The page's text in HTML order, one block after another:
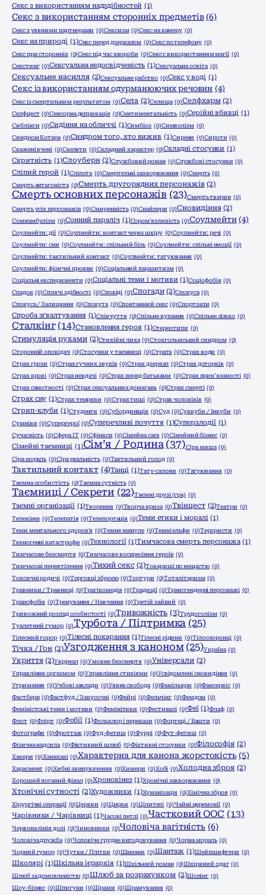
Секс з використанням надздібностей (1)
Секс з використанням сторонніх предметів (6)
Секс з уявними партнерами (0)Сексизм (0)Секс на камеру (0)
Секс на природі (1)Секс перед дзеркалом (0)Секс по телефону (0)
Секс при сторонніх (0)Секс під час хвороби (0)Секс с використанням магії (0)
Секстинг (0)Сексуальна недосвідченість (1)Сексуальна освіта (0)
Сексуальне насилля (2)Сексуальне рабство (0)Секс у воді (1)
Секс із використанням одурманюючих речовин (4)
Секс із смертельним результатом (0)Села (2)Селища (0)Селфхарм (2)
Селфцест (0)Сенсорна депривація (0)Сентиментальність (0)Серійні вбивці (1)
Сиблінги (0)Сидіння на обличчі (1)Симбіоз (0)Символізм (0)
Синдром Котара (0)Синдром того, хто вижив (1)Сирени (0)Сироти (0)
Скажені вчені (0)Скелети (0)Складний характер (0)Складні стосунки (1)
Скритність (1)Слоуберн (2)Службовий роман (0)Службові стосунки (0)
Сліпий герой (1)Сліпота (0)Смертельні захворювання (0)Смерть (0)
Смерть антагоніста (0)Смерть другорядних персонажів (2)
Смерть основних персонажів (23)Смерть тварин (0)
Смерть усіх персонажів (0)Смиренність (0)Снайпери (0)Сновидіння (2)
Сомнамбулізм (0)Сонний параліч (1)Сором'язливість (0)Соулмейти (4)
Соулмейти: дії (0)Соулмейти: контакт через шкіру (0)Соулмейти: речі (0)
Соулмейти: сни (0)Соулмейти: спільний біль (0)Соулмейти: спільні емоції (0)
Соулмейти: тактильний контакт (0)Соулмейти: татуювання (0)
Соулмейти: фізичні прояви (0)Соціальний паразитизм (0)
Соціальні експерименти (0)Соціальні теми і мотиви (1)Соціофобія (0)
Спадок (0)Сплячі здібності (0)Сповіді (0)Спогади (2)Спокуса (0)
Спокуса / Залицяння (0)Спокута (0)Спонтанний секс (0)Спортзали (0)
Спроба зґвалтування (1)Співчуття (0)Спільне купання (0)Спільне ліжко (0)
Сталкінг (14)Становлення героя (1)Стереотипи (0)
Стимуляція руками (2)Стихійні лиха (0)Стокгольмський синдром (0)
Сторонній оповідач (0)Стосунки у таємниці (0)Страта (0)Страх води (0)
Страх грози (0)Страх гучних звуків (0)Страх дзеркал (0)Страх доторків (0)
Страх крові (0)Страх невдачі (0)Страх перед батьками (0)Страх прив’язаності (0)
Страх самотності (0)Страх сексуальних домагань (0)Страх смерті (0)
Страх сну (1)Страх темряви (0)Страх тиші (0)Страх чоловіків (0)
Стрип-клуби (1)Студенти (0)Субординація (0)Суд (0)Суккуби / Інкуби (0)
Сумніви (0)Супергерої (0)Суперечливі почуття (1)Суперзлодії (1)
Сучасність (0)Сфера ІТ (0)Сфінкси (0)Сімейна сага (0)Сімейний бізнес (0)
Сімейні таємниці (1)Сім’я / Родина (37)Сіра миша (0)
Сіра мораль (0)Сіра реальність (0)Тактильний голод (0)
Тактильний контакт (4)Танці (1)Тату-салони (0)Татуювання (0)
Таємна особистість (0)Таємна сутність (0)
Таємниці / Секрети (22)Таємні друзі (гра) (0)
Таємні організації (1)Творення (0)Творча криза (0)Твінцест (2)Театри (0)
Телекінез (0)Телепатія (0)Телепортація (0)Теми етики і моралі (1)
Теми ментального здоров'я (0)Темне минуле (0)Темні ельфи (0)Терористи (0)
Техногенні катастрофи (0)Технології (1)Тимчасова смерть персонажа (1)
Тимчасове безсмертя (0)Тимчасове воскресіння героїв (0)
Тимчасові перевтілення (0)Тихий секс (2)Товариші по нещастю (0)
Токсичні родичі (0)Торговці зброєю (0)Тортури (0)Тоталітаризм (0)
Травники / Травниці (0)Трагікомедія (0)Традиції (0)Трансгендерні персонажі (0)
Трансфобія (0)Тренування / Навчання (0)Третій зайвий (0)
Тривожний розлад особистості (0)Тривожність (3)Трудоголізм (0)
Туалетний гумор (0)Турбота / Підтримка (25)
Тілесний горор (0)Тілесні покарання (1)Тілесні рідини (0)Тілоохоронці (0)
Тічка / Гон (2)Узгодження з каноном (25)Україна (0)
Укриття (2)Укрреал (0)Умовне безсмертя (0)Універсали (2)
Управління оргазмом (0)Управління стихіями (0)Усвідомлені сновидіння (0)
Утримання (0)Учбові заклади (0)Уявна свобода (0)Фамільяри (0)Фансервіс (0)
Фастберн (0)Фастфуд / Закусочні (0)Фейрі (0)Фельчінг (0)Фемдом (0)
Феміністські теми і мотиви (0)Фемінітиви (0)Фестивалі (0)Феї (1)Флаф (0)
Флот (0)Флірт (0)Фобії (1)Фольклор і перекази (0)Фортеці / Башти (0)
Фотографи (0)Фроттаж (0)Фуд-фетиш (0)Фуррі (0)Фут-фетиш (0)
Фізична надсила (0)Фіктивний шлюб (0)Фіктивні стосунки (0)Філософія (2)
Хакери (0)Ханахакі (0)Характерна для канона жорстокість (5)
Харасмент (0)Хибні звинувачення (0)Химери (0)Хобі (0)Холодна зброя (2)
Хороший поганий фінал (0)Хронокінез (1)Хронічні захворювання (0)
Хтонічні сутності (2)Художники (1)Хуманізація (0)Хімічна зброя (0)
Хірургічні операції (0)Церкви (0)Цирки (0)Цілителі (0)Чайні церемонії (0)
Чарівники / Чарівниці (1)Часові петлі (0)Частковий ООС (13)
Червона лінія долі (0)Чиновники (0)Чоловіча вагітність (6)
Чоловіча дружба (0)Чоловіче грудне вигодовування (0)Чорна мораль (0)
Чорний гумор (0)Чутки / Плітки (0)Шамани (0)Шантаж (1)Шейпшифтери (0)
Школярі (1)Шкільна ієрархія (1)Шкільний роман (0)Шкіряний одяг (0)
Шлюб за домовленістю (0)Шлюб за розрахунком (2)Шопінг (0)
Шоу-бізнес (0)Шпигуни (0)Шрами (0)Шрамування (0)